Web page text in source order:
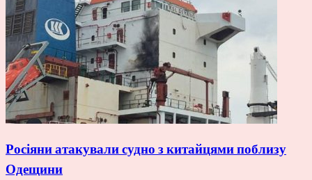
Росіяни атакували судно з китайцями поблизу
Одещини